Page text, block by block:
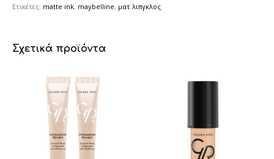
Ετικέτες: matte ink, maybelline, ματ λιπγκλος
Σχετικά προϊόντα